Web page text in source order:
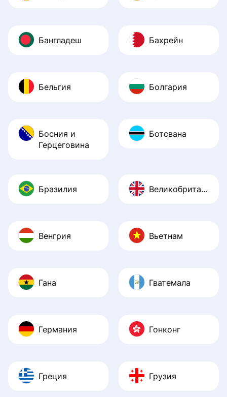
Бангладеш Бахрейн
Бельгия Болгария
Босния и
Герцеговина
Ботсвана
Бразилия Великобритания
Венгрия Вьетнам
Гана Гватемала
Германия Гонконг
Греция Грузия